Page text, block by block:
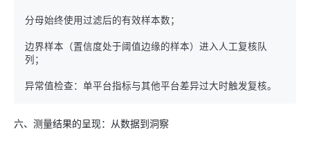
分母始终使用过滤后的有效样本数；
边界样本（置信度处于阈值边缘的样本）进入人工复核队
列；
六、测量结果的呈现：从数据到洞察